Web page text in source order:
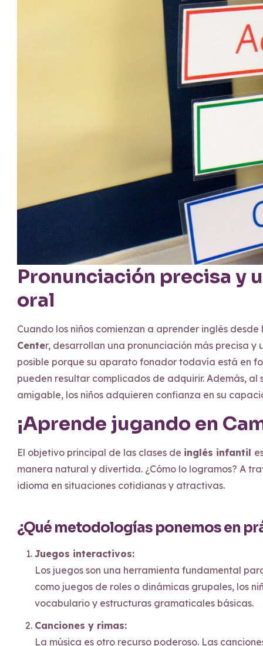
Pronunciación precisa y
oral
Cuando los niños comienzan a aprender inglés
Center, desarrollan una pronunciación más precisa
posible porque su aparato fonador todavía está en
pueden resultar complicados de adquirir. Además,
amigable, los niños adquieren confianza en su
¡Aprende jugando en
El objetivo principal de las clases de inglés infantil
manera natural y divertida. ¿Cómo lo logramos? A
idioma en situaciones cotidianas y atractivas.
¿Qué metodologías ponemos en
Juegos interactivos:
Los juegos son una herramienta fundamental
como juegos de roles o dinámicas grupales, los
vocabulario y estructuras gramaticales básicas.
Canciones y rimas:
La música es otro recurso poderoso. Las